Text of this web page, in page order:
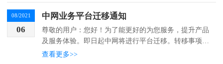
于续...
08/2021
06
中网业务平台迁移通知
尊敬的用户：您好！为了能更好的为您服务，提升产品
及服务体验。即日起中网将进行平台迁移。转移事项如
下：1、原平台业务已转移至新平台内。2、原平台会员
查看更多>>